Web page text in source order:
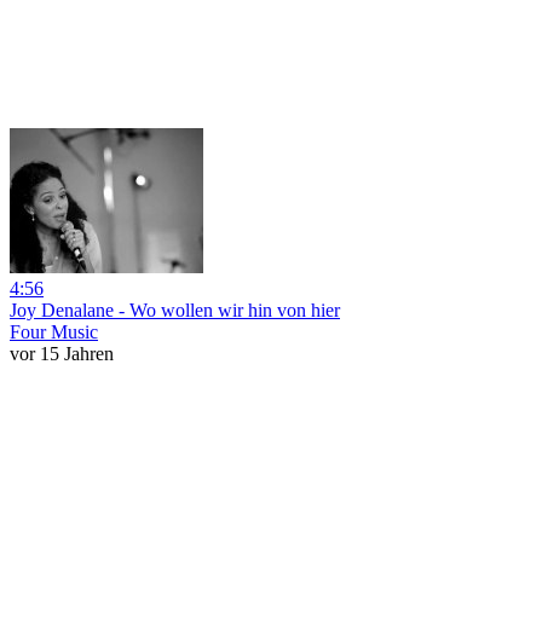
4:56
Joy Denalane - Wo wollen wir hin von hier
Four Music
vor 15 Jahren